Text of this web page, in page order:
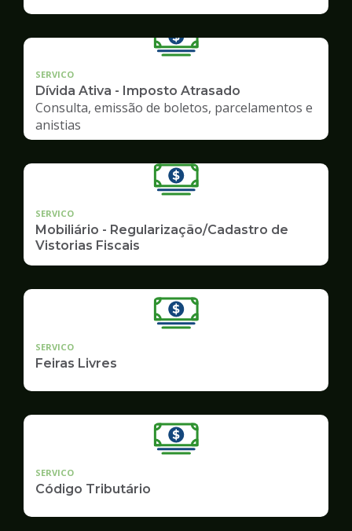
SERVICO
Dívida Ativa - Imposto Atrasado
Consulta, emissão de boletos, parcelamentos e
anistias
SERVICO
Mobiliário - Regularização/Cadastro de
Vistorias Fiscais
SERVICO
Feiras Livres
SERVICO
Código Tributário